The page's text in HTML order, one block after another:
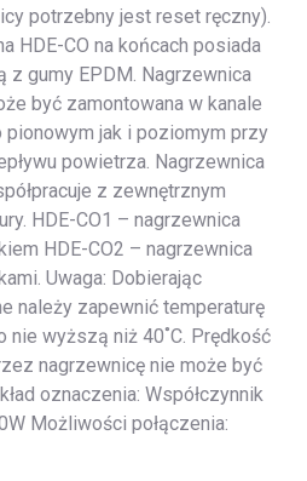
potrzebny jest reset ręczny).
HDE-CO na końcach posiada
z gumy EPDM. Nagrzewnica
być zamontowana w kanale
pionowym jak i poziomym przy
powietrza. Nagrzewnica
z zewnętrznym
HDE-CO1 – nagrzewnica
HDE-CO2 – nagrzewnica
Uwaga: Dobierając
należy zapewnić temperaturę
nie wyższą niż 40˚C. Prędkość
nagrzewnicę nie może być
oznaczenia: Współczynnik
Możliwości połączenia: